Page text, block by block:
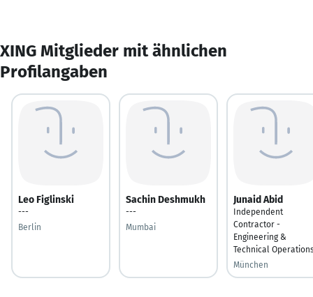
XING Mitglieder mit ähnlichen
Profilangaben
Leo Figlinski
---
Berlin
Sachin Deshmukh
---
Mumbai
Junaid Abid
Independent
Contractor -
Engineering &
Technical
München